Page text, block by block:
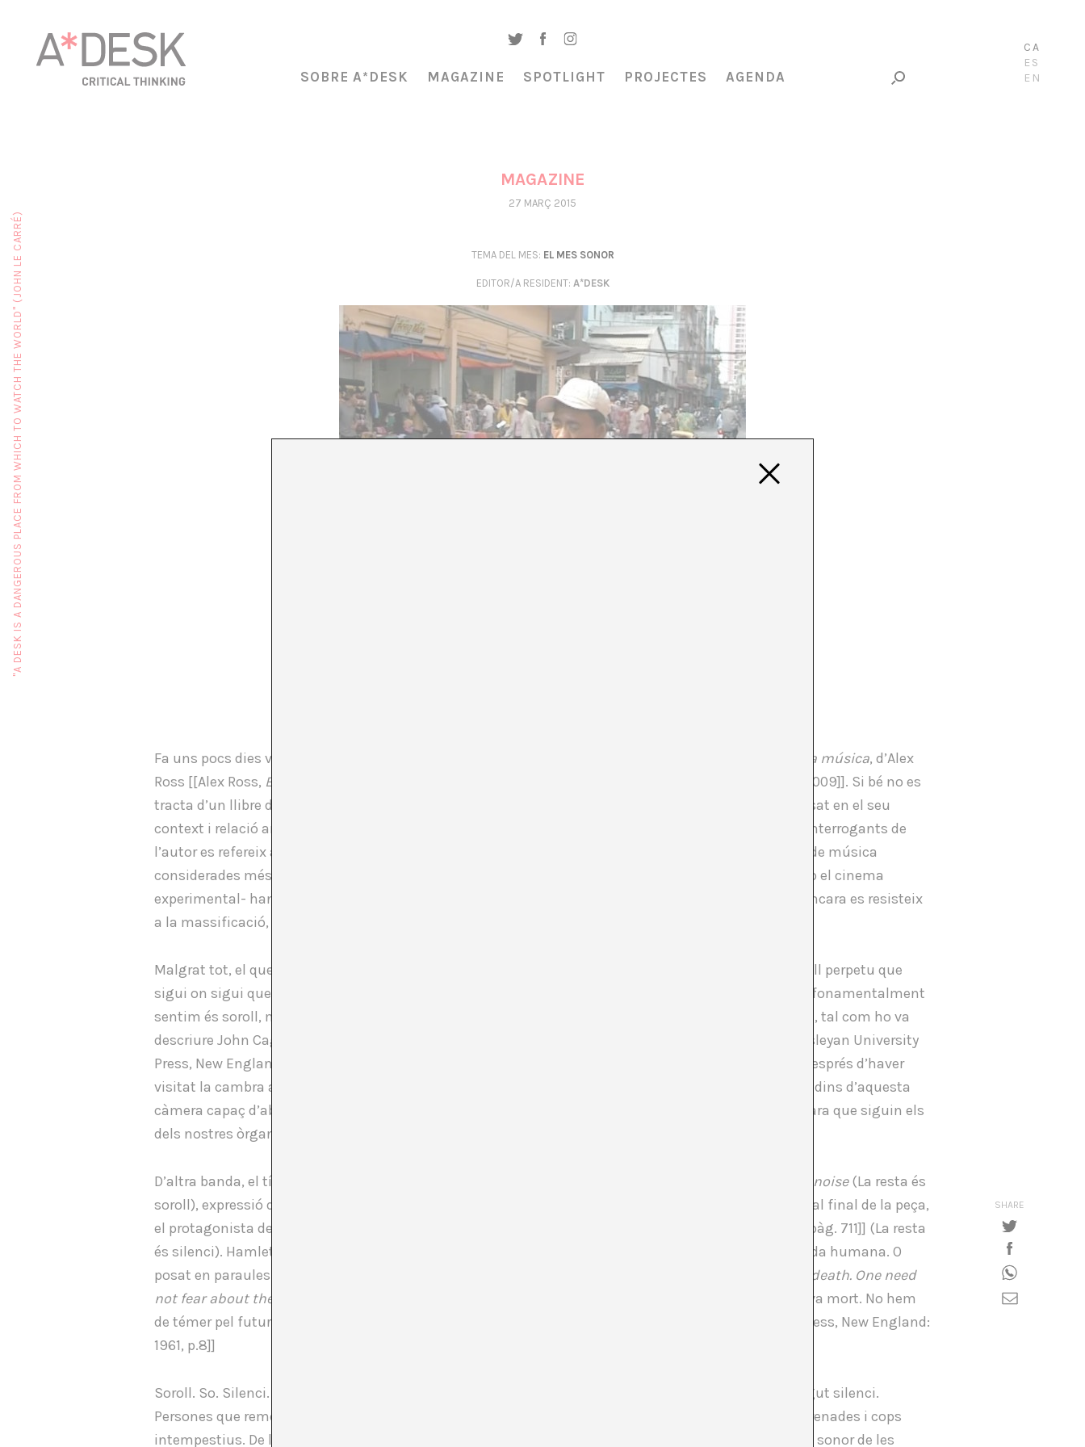
CA
ES
EN
SOBRE A*DESK MAGAZINE SPOTLIGHT PROJECTES AGENDA
MAGAZINE
27 MARÇ 2015
TEMA DEL MES: EL MES SONOR
EDITOR/A RESIDENT: A*DESK
Fa uns pocs dies va caure entre les meves mans El soroll etern. Escoltar el segle XX a través de la seva música, d’Alex
Ross [[Alex Ross, El ruido eterno. Escuchar al siglo XX a través de su música
, Seix Barral, Barcelona: 2009]]. Si bé no es
tracta d’un llibre d’Història de la música, ens passeja per diversos episodis de la música del segle passat en el seu
context i relació amb les avantguardes artístiques i les pràctiques experimentals coetànies. Un dels interrogants de
l’autor es refereix a per què la música “clàssica” contemporània no té tant d’impuls com altres tipus de música
considerades més “populars”, qüestionant per què altres arts del segle XX -com la pintura abstracta o el cinema
experimental- han arribat a un públic més massiu i, no obstant, la música clàssica contemporània encara es resisteix
a la massificació, quedant relegada a un cercle d’adeptes menys ampli.
Malgrat tot, el que realment em va quedar ressonant és la primera frase del títol:
. Un soroll perpetu que
sigui on sigui que estiguem no podem deixar d’escoltar. A les ciutats, al camp, a la muntanya, el que fonamentalment
sentim és soroll, mentre que l’absència de sons absoluta -en tant que éssers vivents- ens està vetada, tal com ho va
descriure John Cage l’any 1961 en el seu llibre
, Wesleyan University
Press, New England: 1961. Vegi’s també la versió en castellà
, Ardora, Madrid: 2002]] (Silenci), després d’haver
visitat la cambra anecoica de la Universitat de Harvard. En els seus escrits queda demostrat que, tot i dins d’aquesta
càmera capaç d’absorbir les ones sonores sense reflectir, no podem més que sentir d’
sons, encara que siguin els
dels nostres òrgans.
D’altra banda, el títol del llibre en la seva versió original en anglès és suggereix més coses: The rest is noise(La resta és
soroll), expressió que fa clara al·lusió a la frase del moribund Hamlet de William Shakespeare, on cap al final de la peça,
el protagonista declara:
, Ed. Càtedra, Madrid: 1993, pàg. 711]] (La resta
és silenci). Hamlet enuncia –d’altra manera- la impossibilitat mateixa del silenci absolut durant la vida humana. O
posat en paraules de John Cage: “
Until I die there will be sounds. And they will continue following mi death. One need
not fear about the future of music.
“(Fins que em mori hi haurà sons. I continuaran després de la meva mort. No hem
de témer pel futur de la música.)” [[John Cage,
, Wesleyan University Press, New England:
1961, p.8]]
Soroll. So. Silenci. Hi ha molt soroll a les ciutats contemporànies i poques alternances amb el seu degut silenci.
Persones que remoregen abstretes amb els seus telèfons, parlen, riuen, criden, al costat de clàxons, frenades i cops
intempestius. De la llunyania, arriben ecos de manifestacions i tumults. És innegable que el paisatge sonor de les
SHARE
"A DESK IS A DANGEROUS PLACE FROM WHICH TO WATCH THE WORLD" (JOHN LE CARRÉ)